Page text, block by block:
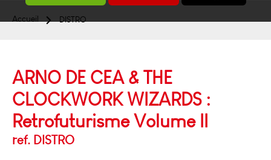
Accueil DISTRO
ARNO DE CEA & THE
CLOCKWORK WIZARDS :
Retrofuturisme Volume II
ref. DISTRO